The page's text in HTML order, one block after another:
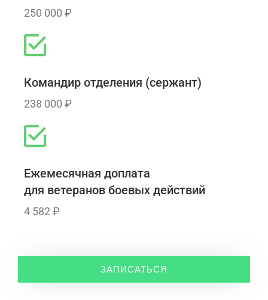
250 000 ₽
Командир отделения (сержант)
238 000 ₽
Ежемесячная доплата
для ветеранов боевых действий
4 582 ₽
ЗАПИСАТЬСЯ